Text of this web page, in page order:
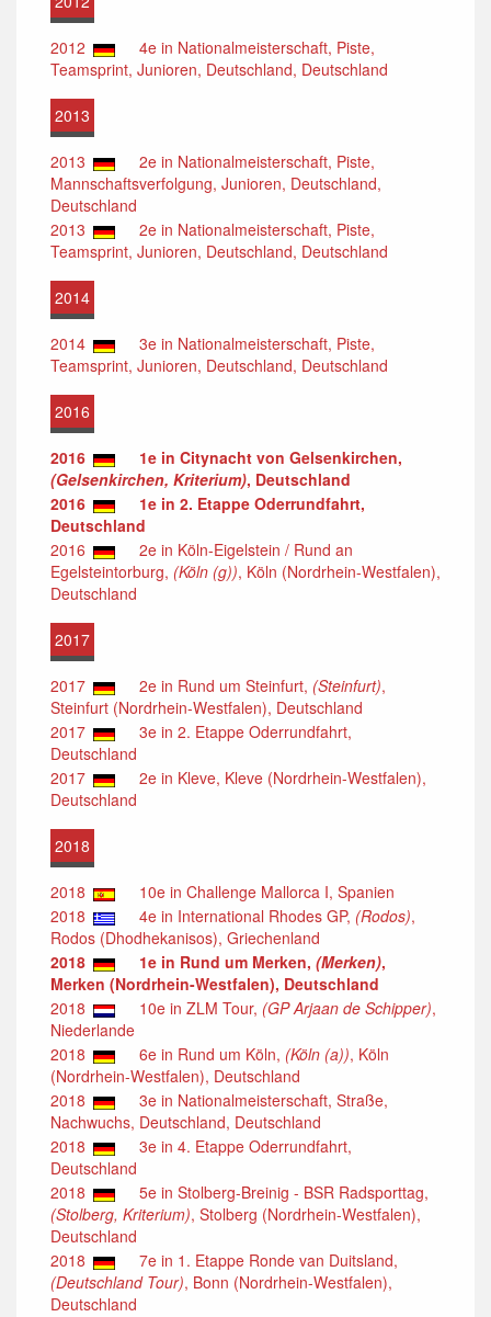
2012
4e in Nationalmeisterschaft, Piste,
Teamsprint, Junioren, Deutschland, Deutschland
2013
2013
2e in Nationalmeisterschaft, Piste,
Mannschaftsverfolgung, Junioren, Deutschland,
Deutschland
2013
2e in Nationalmeisterschaft, Piste,
Teamsprint, Junioren, Deutschland, Deutschland
2014
2014
3e in Nationalmeisterschaft, Piste,
Teamsprint, Junioren, Deutschland, Deutschland
2016
2016
1e in Citynacht von Gelsenkirchen,
(Gelsenkirchen, Kriterium), Deutschland
2016
1e in 2. Etappe Oderrundfahrt,
Deutschland
2016
2e in Köln-Eigelstein / Rund an
Egelsteintorburg, (Köln (g)), Köln (Nordrhein-Westfalen),
Deutschland
2017
2017 2e in Rund um Steinfurt, (Steinfurt),
Steinfurt (Nordrhein-Westfalen), Deutschland
2017
3e in 2. Etappe Oderrundfahrt,
Deutschland
2017
2e in Kleve, Kleve (Nordrhein-Westfalen),
Deutschland
2018
2018
10e in Challenge Mallorca I, Spanien
2018
4e in International Rhodes GP, (Rodos),
Rodos (Dhodhekanisos), Griechenland
2018
1e in Rund um Merken, (Merken),
Merken (Nordrhein-Westfalen), Deutschland
2018
10e in ZLM Tour, (GP Arjaan de Schipper),
Niederlande
2018
6e in Rund um Köln, (Köln (a)), Köln
(Nordrhein-Westfalen), Deutschland
2018
3e in Nationalmeisterschaft, Straße,
Nachwuchs, Deutschland, Deutschland
2018
3e in 4. Etappe Oderrundfahrt,
Deutschland
2018
5e in Stolberg-Breinig - BSR Radsporttag,
(Stolberg, Kriterium), Stolberg (Nordrhein-Westfalen),
Deutschland
2018
7e in 1. Etappe Ronde van Duitsland,
(Deutschland Tour), Bonn (Nordrhein-Westfalen),
Deutschland